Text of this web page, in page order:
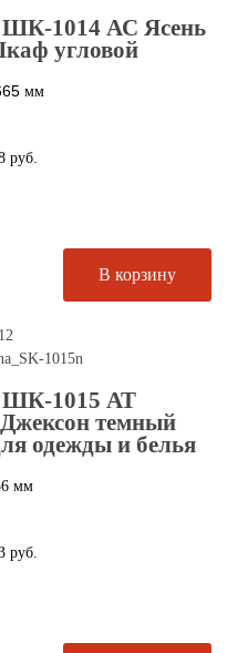
1014 АС Ясень
угловой
мм
руб.
ШК-1015 АТ
темный
одежды и белья
мм
руб.